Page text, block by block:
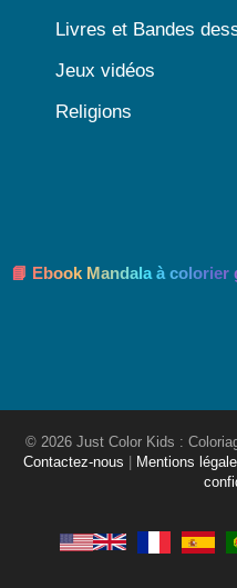
Livres et Bandes
Jeux vidéos
Religions
📘 Ebook Mandala à colorier
© 2026 Just Color Kids :
Contactez-nous
Mentions